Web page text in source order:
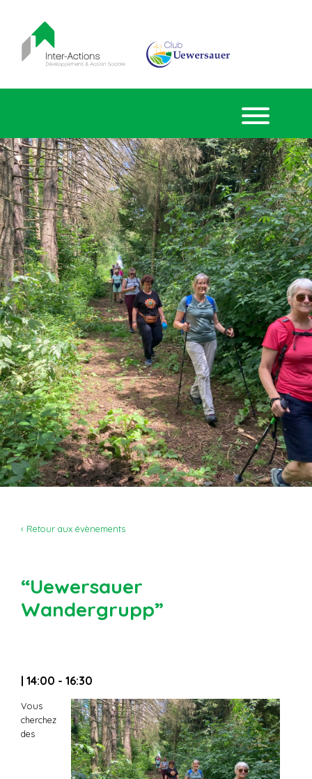
‹ Retour aux évènements
“Uewersauer
Wandergrupp”
| 14:00 - 16:30
Vous
cherchez
des